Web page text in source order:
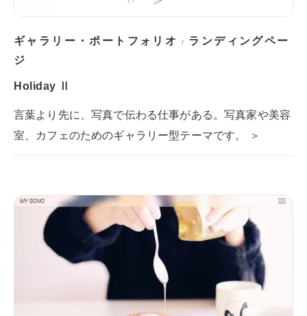
ギャラリー・ポートフォリオ / ランディングペー
ジ
Holiday Ⅱ
言葉より先に、写真で伝わる仕事がある。写真家や美容
室、カフェのためのギャラリー型テーマです。 ＞